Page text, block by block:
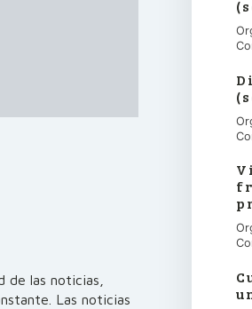
de las noticias,
Las noticias